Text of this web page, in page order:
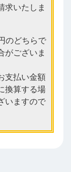
求いたしま
のどちらで
がございま
支払い金額
換算する場
いますので